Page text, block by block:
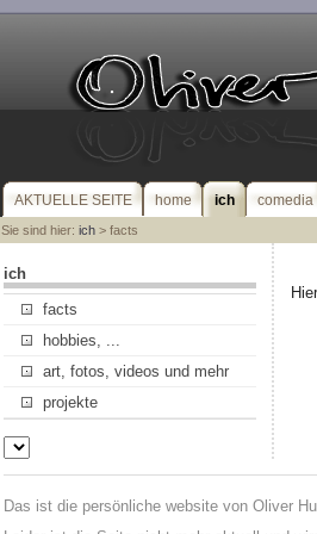
AKTUELLE SEITE home ich comedia
Sie sind hier: ich> facts
ich
facts
hobbies, ...
art, fotos, videos und mehr
projekte
Das ist die persönliche website von Oliver